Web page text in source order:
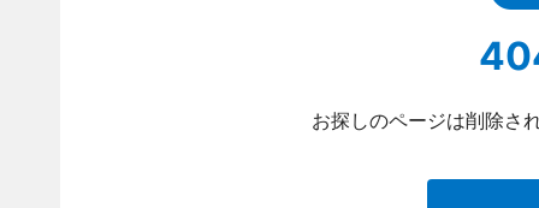
お探しのページは削除さ